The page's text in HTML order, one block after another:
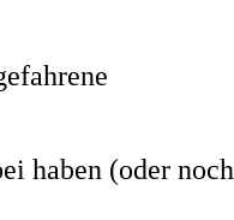
haben (oder noch